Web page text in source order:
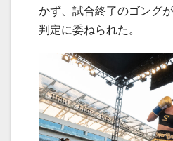
かず、試合終了のゴング
判定に委ねられた。